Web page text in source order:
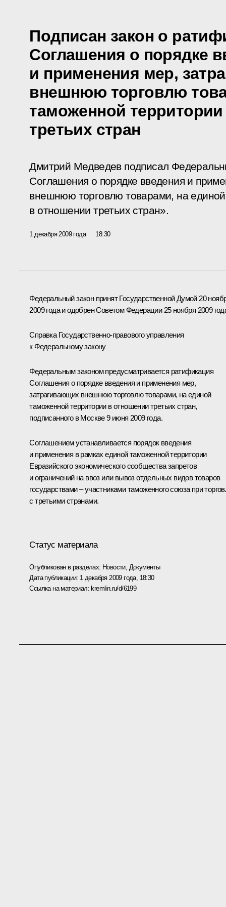
Подписан закон о
Соглашения о порядке
и применения мер,
внешнюю торговлю
таможенной
третьих стран
Дмитрий Медведев подписал
Соглашения о порядке введения и
внешнюю торговлю товарами, на
в отношении третьих стран».
1 декабря 2009 года 18:30
Федеральный закон принят Государственной Думой 20
2009 года и одобрен Советом Федерации 25 ноября 2009
Справка Государственно-правового управления
к Федеральному закону
Федеральным законом предусматривается ратификация
Соглашения о порядке введения и применения мер,
затрагивающих внешнюю торговлю товарами, на единой
таможенной территории в отношении третьих стран,
подписанного в Москве 9 июня 2009 года.
Соглашением устанавливается порядок введения
и применения в рамках единой таможенной территории
Евразийского экономического сообщества запретов
и ограничений на ввоз или вывоз отдельных видов товаров
государствами – участниками таможенного союза при
с третьими странами.
Статус материала
Опубликован в разделах: Новости, Документы
Дата публикации: 1 декабря 2009 года, 18:30
Ссылка на материал: kremlin.ru/d/6199